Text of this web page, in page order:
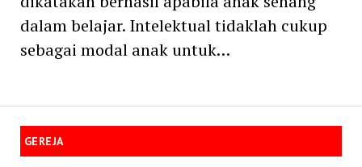
GEREJA
dalam belajar. Intelektual tidaklah cukup
sebagai modal anak untuk…